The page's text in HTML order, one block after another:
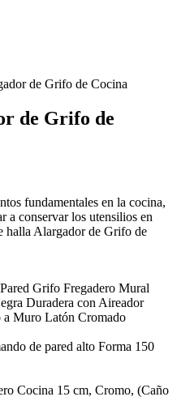
de Grifo de Cocina
de Grifo de
fundamentales en la cocina,
a conservar los utensilios en
halla Alargador de Grifo de
Grifo Fregadero Mural
Duradera con Aireador
a Muro Latón Cromado
de pared alto Forma 150
Cocina 15 cm, Cromo, (Caño